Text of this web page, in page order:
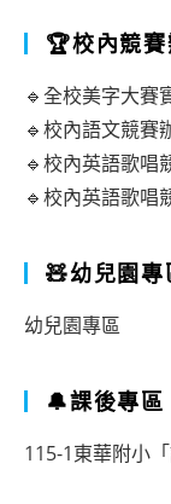
🏆校內競
🔹全校美字大賽
🔹校內語文競賽
🔹校內英語歌唱
🔹校內英語歌唱
🧸幼兒園專
幼兒園專區
🔔課後專區
115-1東華附小